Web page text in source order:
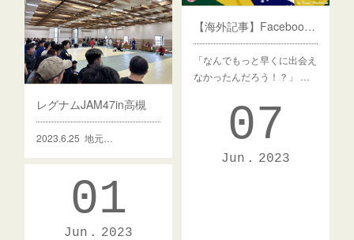
レグナムJAM47in高槻
2023.6.25 地元…
【海外記事】Facebook創設者、マーク・ザッカーバーグも柔術に夢中「なんでこのスポーツにもっと早く出会えなかったんだろう」【ブラジリアン柔術】 : ブラジリアン柔術ニュースブログ ブラジルブログ
「なんでもっと早くに出会え
なかったんだろう！？」 …
07
Jun 2023
01
Jun 2023